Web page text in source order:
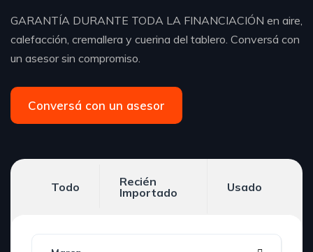
GARANTÍA DURANTE TODA LA FINANCIACIÓN en aire,
calefacción, cremallera y cuerina del tablero. Conversá con
un asesor sin compromiso.
Conversá con un asesor
Todo
Recién
Importado
Usado